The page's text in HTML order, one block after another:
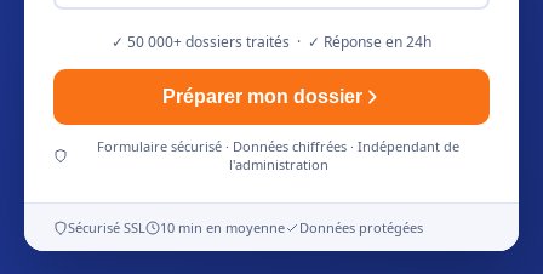
✓ 50 000+ dossiers traités · ✓ Réponse en 24h
Préparer mon dossier
Formulaire sécurisé · Données chiffrées · Indépendant de
l'administration
Sécurisé SSL 10 min en moyenne Données protégées